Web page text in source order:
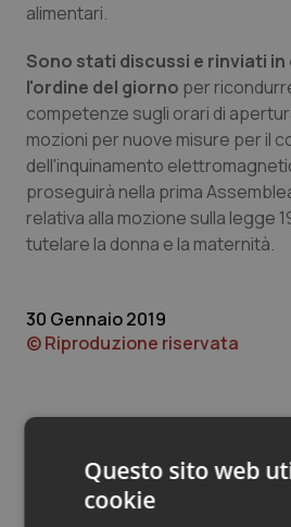
Veneto
Oncoematologia
Oncologia & Nutrizione
Psoriasi & pelle
Quotidiano Chirurgia
Rene & patologie
alimentari.
Sono stati discussi e rinviati
l'ordine del giorno per
competenze sugli orari di
mozioni per nuove misure per il
dell'inquinamento
proseguirà nella prima
relativa alla mozione sulla legge
tutelare la donna e la maternità.
30 Gennaio 2019
© Riproduzione riservata
Questo sito web
cookie